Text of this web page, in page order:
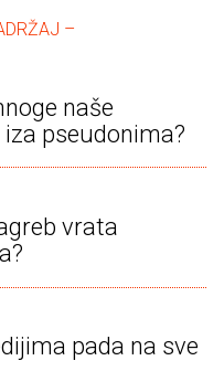
–
naše
pseudonima?
vrata
pada na sve